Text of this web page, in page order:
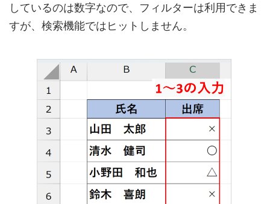
しているのは数字なので、フィルターは利用できま
すが、検索機能ではヒットしません。